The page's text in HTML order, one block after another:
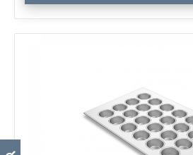
Tray
with
48